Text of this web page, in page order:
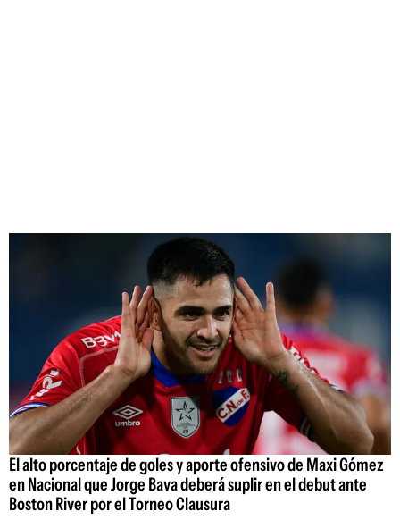
El alto porcentaje de goles y aporte ofensivo de Maxi Gómez
en Nacional que Jorge Bava deberá suplir en el debut ante
Boston River por el Torneo Clausura